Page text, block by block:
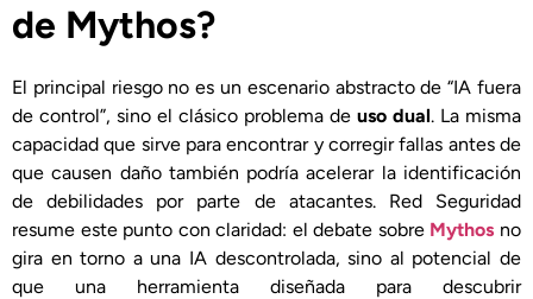
de Mythos?
El principal riesgo no es un escenario abstracto de “IA fuera
de control”, sino el clásico problema de uso dual. La misma
capacidad que sirve para encontrar y corregir fallas antes de
que causen daño también podría acelerar la identificación
de debilidades por parte de atacantes. Red Seguridad
resume este punto con claridad: el debate sobre Mythos no
gira en torno a una IA descontrolada, sino al potencial de
que una herramienta diseñada para descubrir